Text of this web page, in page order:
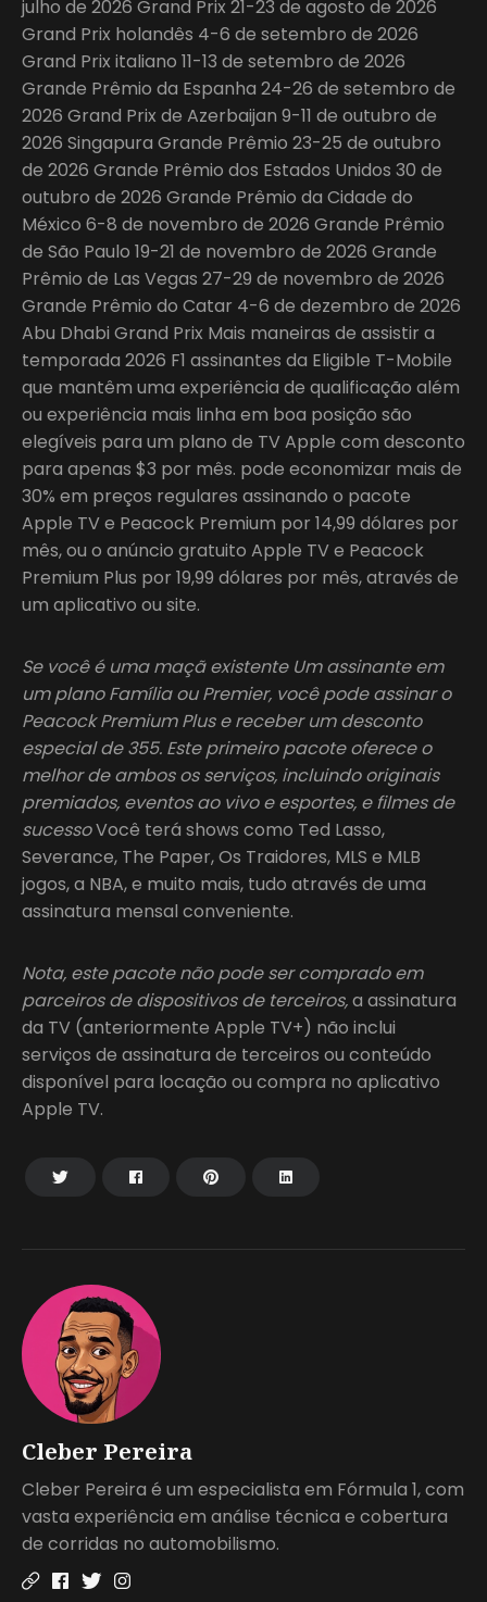
Cleber Pereira
Cleber Pereira é um especialista em Fórmula 1, com
vasta experiência em análise técnica e cobertura
de corridas no automobilismo.
julho de 2026 Grand Prix 21-23 de agosto de 2026
Grand Prix holandês 4-6 de setembro de 2026
Grand Prix italiano 11-13 de setembro de 2026
Grande Prêmio da Espanha 24-26 de setembro de
2026 Grand Prix de Azerbaijan 9-11 de outubro de
2026 Singapura Grande Prêmio 23-25 de outubro
de 2026 Grande Prêmio dos Estados Unidos 30 de
outubro de 2026 Grande Prêmio da Cidade do
México 6-8 de novembro de 2026 Grande Prêmio
de São Paulo 19-21 de novembro de 2026 Grande
Prêmio de Las Vegas 27-29 de novembro de 2026
Grande Prêmio do Catar 4-6 de dezembro de 2026
Abu Dhabi Grand Prix Mais maneiras de assistir a
temporada 2026 F1 assinantes da Eligible T-Mobile
que mantêm uma experiência de qualificação além
ou experiência mais linha em boa posição são
elegíveis para um plano de TV Apple com desconto
para apenas $3 por mês. pode economizar mais de
30% em preços regulares assinando o pacote
Apple TV e Peacock Premium por 14,99 dólares por
mês, ou o anúncio gratuito Apple TV e Peacock
Premium Plus por 19,99 dólares por mês, através de
um aplicativo ou site.
Se você é uma maçã existente Um assinante em
um plano Família ou Premier, você pode assinar o
Peacock Premium Plus e receber um desconto
especial de 355. Este primeiro pacote oferece o
melhor de ambos os serviços, incluindo originais
premiados, eventos ao vivo e esportes, e filmes de
sucessoVocê terá shows como Ted Lasso,
Severance, The Paper, Os Traidores, MLS e MLB
jogos, a NBA, e muito mais, tudo através de uma
assinatura mensal conveniente.
Nota, este pacote não pode ser comprado em
parceiros de dispositivos de terceiros,a assinatura
da TV (anteriormente Apple TV+) não inclui
serviços de assinatura de terceiros ou conteúdo
disponível para locação ou compra no aplicativo
Apple TV.